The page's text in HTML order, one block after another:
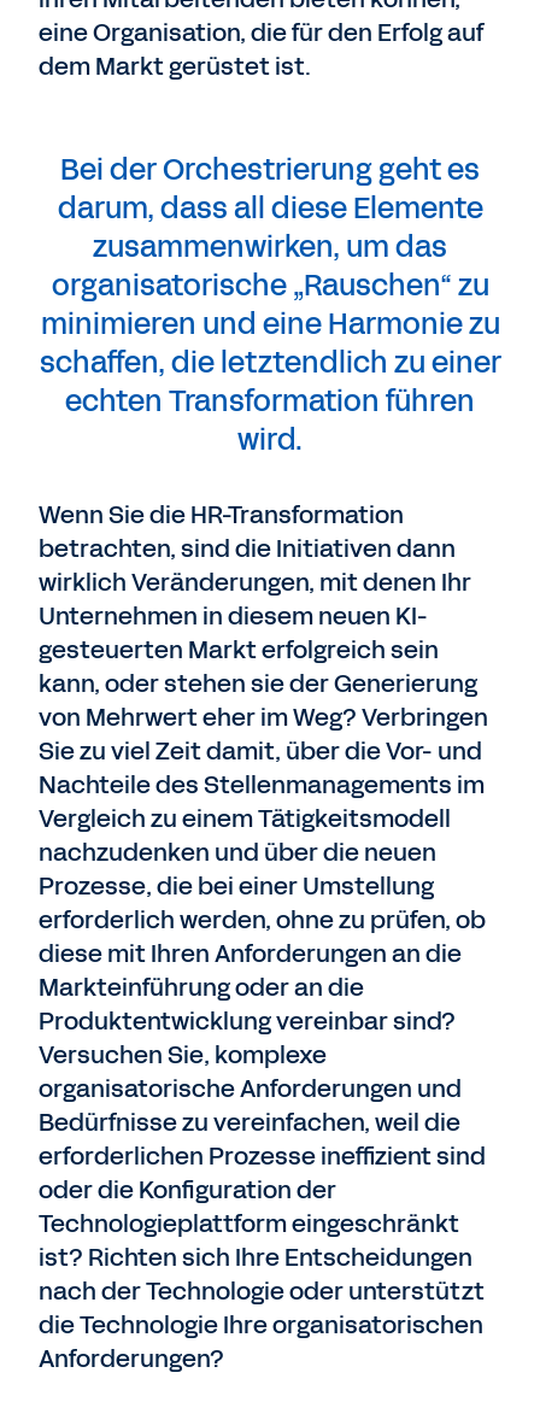
eine Organisation, die für den Erfolg auf
dem Markt gerüstet ist.
Bei der Orchestrierung geht es
darum, dass all diese Elemente
zusammenwirken, um das
organisatorische „Rauschen“ zu
minimieren und eine Harmonie zu
schaffen, die letztendlich zu einer
echten Transformation führen
wird.
Wenn Sie die HR-Transformation
betrachten, sind die Initiativen dann
wirklich Veränderungen, mit denen Ihr
Unternehmen in diesem neuen KI-
gesteuerten Markt erfolgreich sein
kann, oder stehen sie der Generierung
von Mehrwert eher im Weg? Verbringen
Sie zu viel Zeit damit, über die Vor- und
Nachteile des Stellenmanagements im
Vergleich zu einem Tätigkeitsmodell
nachzudenken und über die neuen
Prozesse, die bei einer Umstellung
erforderlich werden, ohne zu prüfen, ob
diese mit Ihren Anforderungen an die
Markteinführung oder an die
Produktentwicklung vereinbar sind?
Versuchen Sie, komplexe
organisatorische Anforderungen und
Bedürfnisse zu vereinfachen, weil die
erforderlichen Prozesse ineffizient sind
oder die Konfiguration der
Technologieplattform eingeschränkt
ist? Richten sich Ihre Entscheidungen
nach der Technologie oder unterstützt
die Technologie Ihre organisatorischen
Anforderungen?